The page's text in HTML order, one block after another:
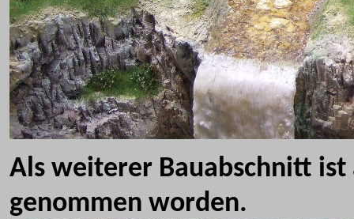
Als weiterer Bauabschnitt ist
genommen worden.